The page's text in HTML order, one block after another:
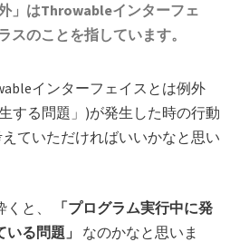
」はThrowableインターフェ
スのことを指しています。
インターフェイスとは例外
する問題」)が発生した時の行動
ていただければいいかなと思い
と、
「プログラム実行中に発
る問題」
なのかなと思いま